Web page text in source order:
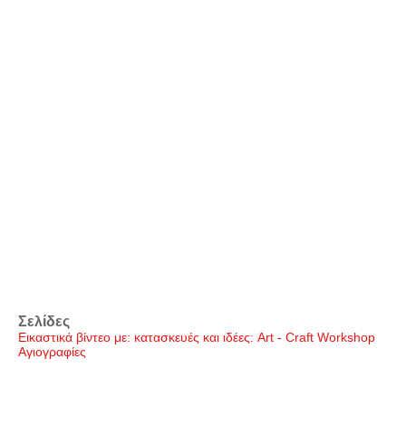
Σελίδες
Εικαστικά βίντεο με: κατασκευές και ιδέες: Art - Craft Workshop
Αγιογραφίες